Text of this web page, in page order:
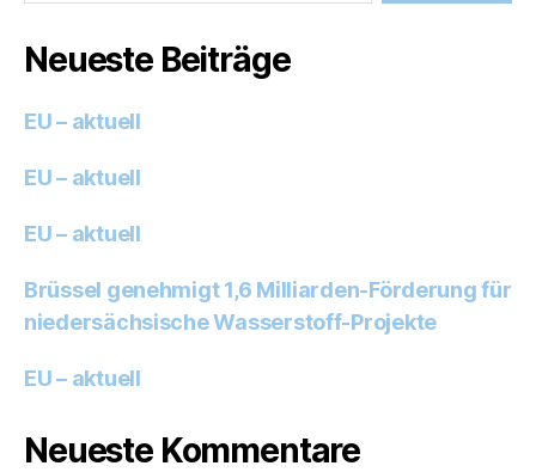
Neueste Beiträge
EU – aktuell
EU – aktuell
EU – aktuell
Brüssel genehmigt 1,6 Milliarden-Förderung für
niedersächsische Wasserstoff-Projekte
EU – aktuell
Neueste Kommentare